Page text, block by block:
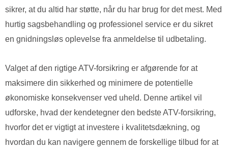
sikrer, at du altid har støtte, når du har brug for det mest. Med
hurtig sagsbehandling og professionel service er du sikret
en gnidningsløs oplevelse fra anmeldelse til udbetaling.
Valget af den rigtige ATV-forsikring er afgørende for at
maksimere din sikkerhed og minimere de potentielle
økonomiske konsekvenser ved uheld. Denne artikel vil
udforske, hvad der kendetegner den bedste ATV-forsikring,
hvorfor det er vigtigt at investere i kvalitetsdækning, og
hvordan du kan navigere gennem de forskellige tilbud for at